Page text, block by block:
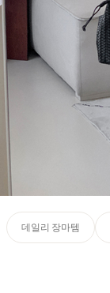
데일리 장마템